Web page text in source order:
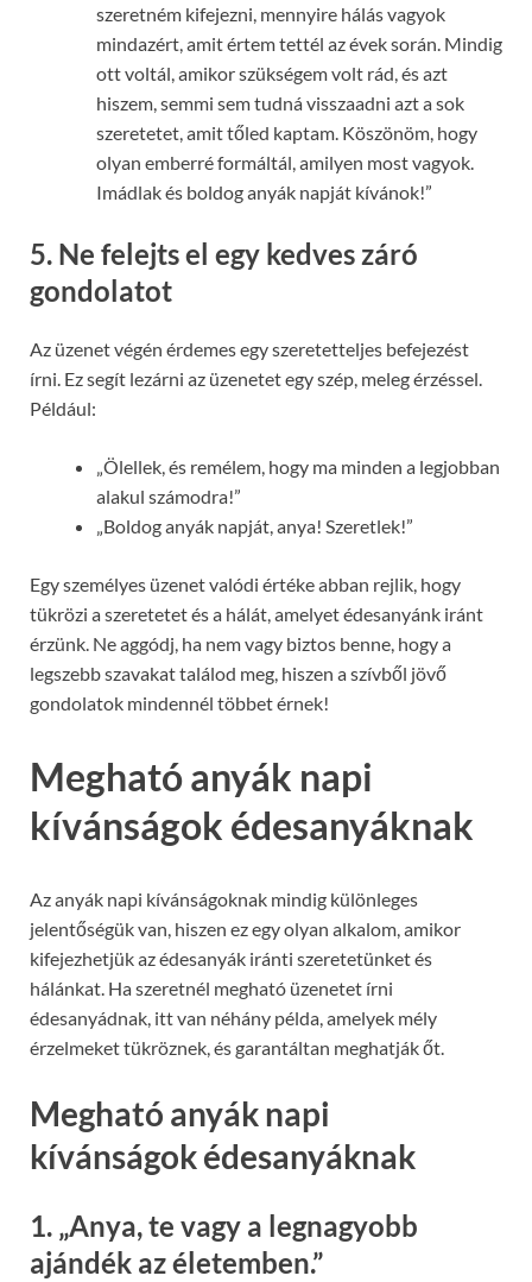
szeretném kifejezni, mennyire hálás vagyok
mindazért, amit értem tettél az évek során. Mindig
ott voltál, amikor szükségem volt rád, és azt
hiszem, semmi sem tudná visszaadni azt a sok
szeretetet, amit tőled kaptam. Köszönöm, hogy
olyan emberré formáltál, amilyen most vagyok.
Imádlak és boldog anyák napját kívánok!”
5. Ne felejts el egy kedves záró
gondolatot
Az üzenet végén érdemes egy szeretetteljes befejezést
írni. Ez segít lezárni az üzenetet egy szép, meleg érzéssel.
Például:
„Ölellek, és remélem, hogy ma minden a legjobban
alakul számodra!”
„Boldog anyák napját, anya! Szeretlek!”
Egy személyes üzenet valódi értéke abban rejlik, hogy
tükrözi a szeretetet és a hálát, amelyet édesanyánk iránt
érzünk. Ne aggódj, ha nem vagy biztos benne, hogy a
legszebb szavakat találod meg, hiszen a szívből jövő
gondolatok mindennél többet érnek!
Megható anyák napi
kívánságok édesanyáknak
Az anyák napi kívánságoknak mindig különleges
jelentőségük van, hiszen ez egy olyan alkalom, amikor
kifejezhetjük az édesanyák iránti szeretetünket és
hálánkat. Ha szeretnél megható üzenetet írni
édesanyádnak, itt van néhány példa, amelyek mély
érzelmeket tükröznek, és garantáltan meghatják őt.
Megható anyák napi
kívánságok édesanyáknak
1. „Anya, te vagy a legnagyobb
ajándék az életemben.”